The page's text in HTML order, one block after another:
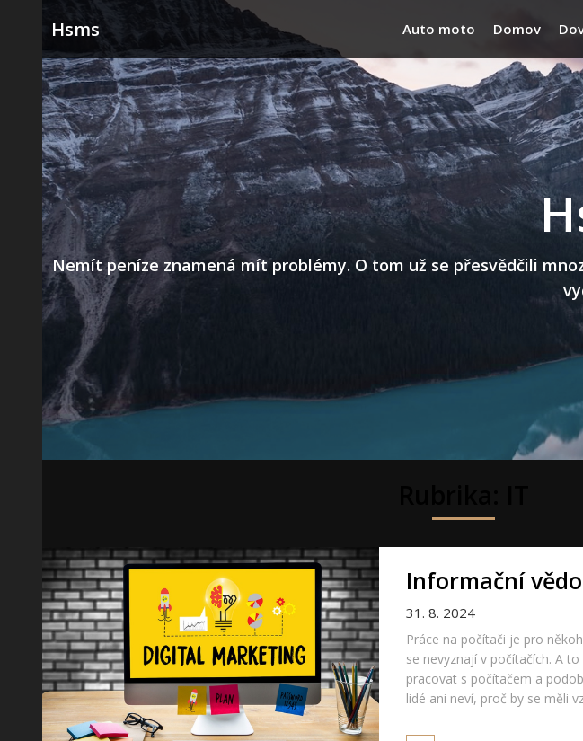
to
content
Hsms Auto moto Domov
Nemít peníze znamená mít problémy. O tom už se přesvědčili
Informační
31. 8. 2024
Práce na počítači je pro
se nevyznají v počítačích. A
pracovat s počítačem a
lidé ani neví, proč by se měli